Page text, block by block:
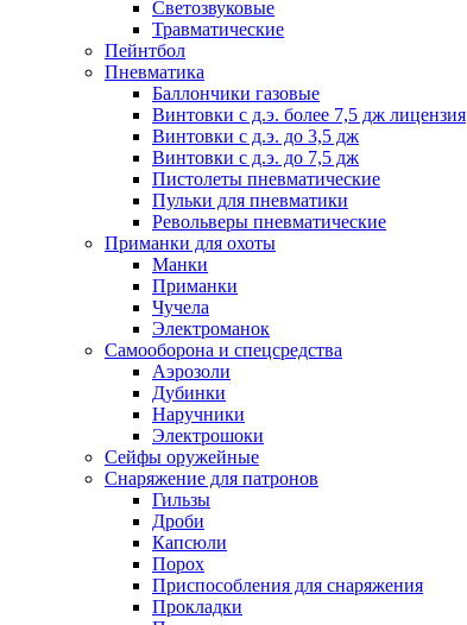
Светозвуковые
Травматические
Пейнтбол
Пневматика
Баллончики газовые
Винтовки с д.э. более 7,5 дж лицензия
Винтовки с д.э. до 3,5 дж
Винтовки с д.э. до 7,5 дж
Пистолеты пневматические
Пульки для пневматики
Револьверы пневматические
Приманки для охоты
Манки
Приманки
Чучела
Электроманок
Самооборона и спецсредства
Аэрозоли
Дубинки
Наручники
Электрошоки
Сейфы оружейные
Снаряжение для патронов
Гильзы
Дроби
Капсюли
Порох
Приспособления для снаряжения
Прокладки